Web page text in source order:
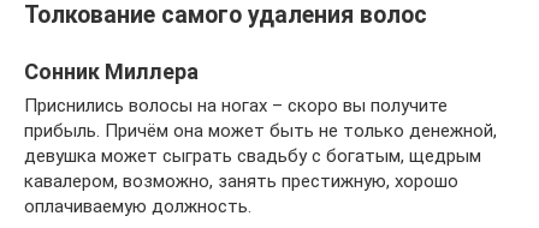
Толкование самого удаления волос
Сонник Миллера
Приснились волосы на ногах – скоро вы получите
прибыль. Причём она может быть не только денежной,
девушка может сыграть свадьбу с богатым, щедрым
кавалером, возможно, занять престижную, хорошо
оплачиваемую должность.